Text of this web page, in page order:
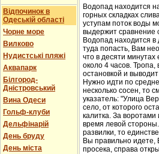
Відпочинок в
Одеській області
Чорне море
Вилково
Нудистські пляжі
Аквапарк
Білгород-
Дністровський
Вина Одеси
Гольф-клуби
Дельфінарій
День бруду
День міста
Водопад находится
горных складках
уступам поток воды
выдержит сравнение
Водопад находится
туда попасть, Вам
что в десяти
около 4 часов.
остановкой и
Нужно идти по
несколько сосен, то
указатель: "Улица
село, от которого
калитка. За
время левой
развилки, то
Вы правильно идете,
просека, справа